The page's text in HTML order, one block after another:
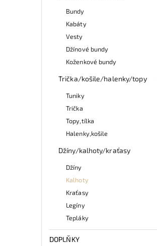
Bundy
Kabáty
Vesty
Džínové bundy
Koženkové bundy
Trička/košile/halenky/topy
Tuniky
Trička
Topy,tílka
Halenky,košile
Džíny/kalhoty/kraťasy
Džíny
Kalhoty
Kraťasy
Legíny
Tepláky
DOPLŇKY